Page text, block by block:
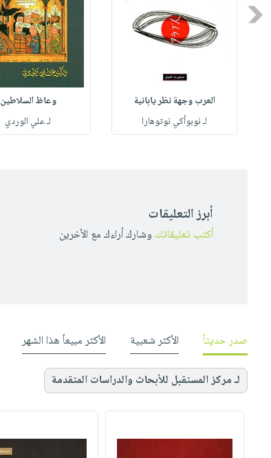
Previous
العرب وجهة نظر يابانية
لـ نوبوأكي نوتوهارا
وعاظ السلاطين
لـ علي الوردي
أبرز التعليقات
أكتب تعليقاتك وشارك أراءك مع الأخرين
صدر حديثاً الأكثر شعبية الأكثر مبيعاً هذا الشهر
لـ مركز المستقبل للأبحاث والدراسات المتقدمة